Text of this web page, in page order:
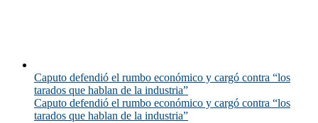
Caputo defendió el rumbo económico y cargó contra “los
tarados que hablan de la industria”
Caputo defendió el rumbo económico y cargó contra “los
tarados que hablan de la industria”